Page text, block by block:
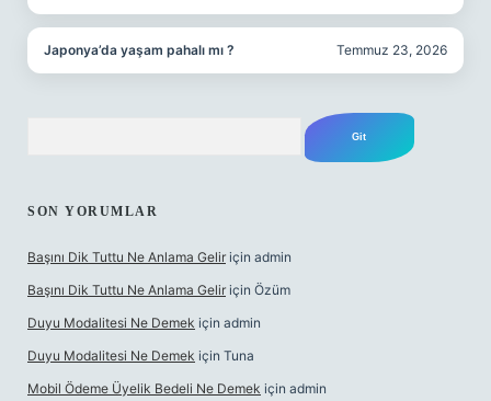
Japonya’da yaşam pahalı mı ? Temmuz 23, 2026
SON YORUMLAR
Başını Dik Tuttu Ne Anlama Gelir için admin
Başını Dik Tuttu Ne Anlama Gelir için Özüm
Duyu Modalitesi Ne Demek için admin
Duyu Modalitesi Ne Demek için Tuna
Mobil Ödeme Üyelik Bedeli Ne Demek için admin